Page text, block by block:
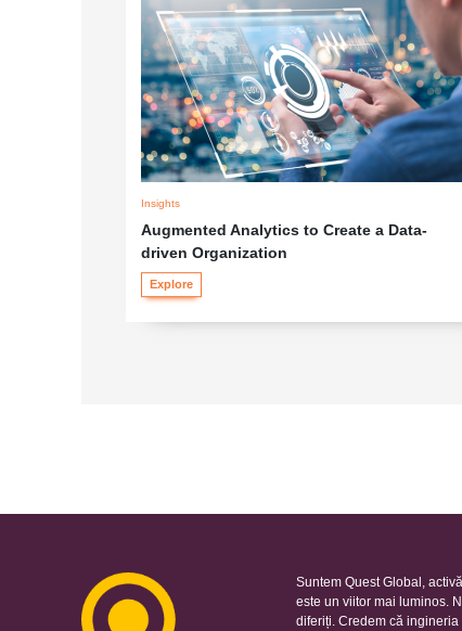
Insights
Augmented Analytics to Create a Data-
driven Organization
Explore
Suntem Quest Global,
este un viitor mai luminos.
diferiți. Credem că